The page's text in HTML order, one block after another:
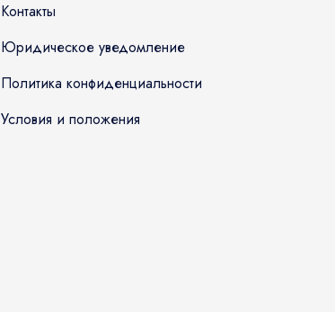
Контакты
Юридическое уведомление
Политика конфиденциальности
Условия и положения